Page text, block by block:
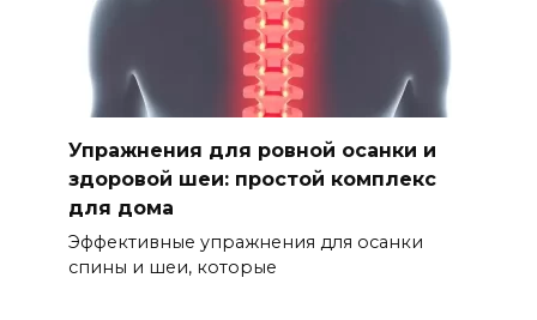
Упражнения для ровной осанки и
здоровой шеи: простой комплекс
для дома
Эффективные упражнения для осанки
спины и шеи, которые